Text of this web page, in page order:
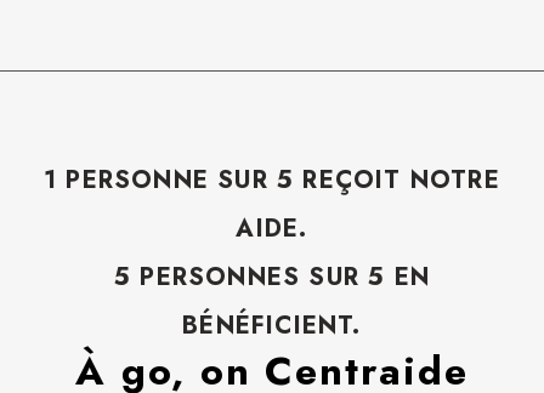
1 PERSONNE SUR 5 REÇOIT NOTRE
AIDE.
5 PERSONNES SUR 5 EN
BÉNÉFICIENT.
À go, on Centraide